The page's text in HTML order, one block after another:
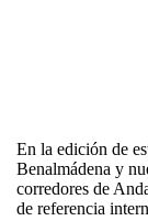
En la edición de
Benalmádena y
corredores de
de referencia